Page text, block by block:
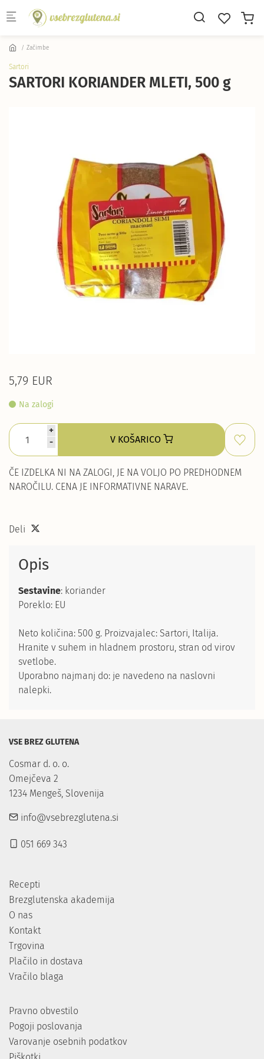
Skip to main content
Začimbe
Sartori
SARTORI KORIANDER MLETI, 500 g
5,79 EUR
Na zalogi
+
-
V KOŠARICO
ČE IZDELKA NI NA ZALOGI, JE NA VOLJO PO PREDHODNEM
NAROČILU. CENA JE INFORMATIVNE NARAVE.
Deli
Opis
Sestavine: koriander
Poreklo: EU
Neto količina: 500 g. Proizvajalec: Sartori, Italija.
Hranite v suhem in hladnem prostoru, stran od virov
svetlobe.
Uporabno najmanj do: je navedeno na naslovni
nalepki.
VSE BREZ GLUTENA
Cosmar d. o. o.
Omejčeva 2
1234 Mengeš, Slovenija
info@vsebrezglutena.si
051 669 343
Recepti
Brezglutenska akademija
O nas
Kontakt
Trgovina
Plačilo in dostava
Vračilo blaga
Pravno obvestilo
Pogoji poslovanja
Varovanje osebnih podatkov